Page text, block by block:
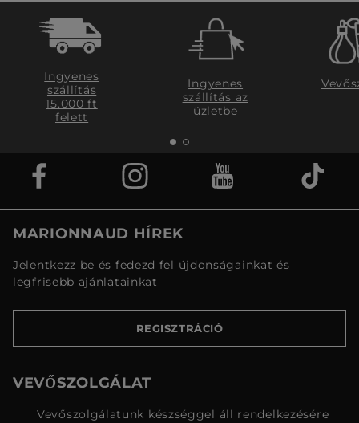
Ingyenes
szállítás
15.000 ft
felett
Ingyenes
szállítás az
üzletbe
MARIONNAUD HÍREK
Jelentkezz be és fedezd fel újdonságainkat és
legfrisebb ajánlatainkat
REGISZTRÁCIÓ
VEVŐSZOLGÁLAT
Vevőszolgálatunk készséggel áll rendelkezésére